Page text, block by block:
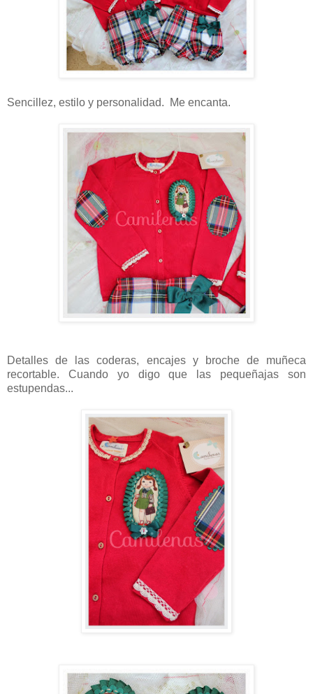
Sencillez, estilo y personalidad. Me encanta.
Detalles de las coderas, encajes y broche de muñeca
recortable. Cuando yo digo que las pequeñajas son
estupendas...